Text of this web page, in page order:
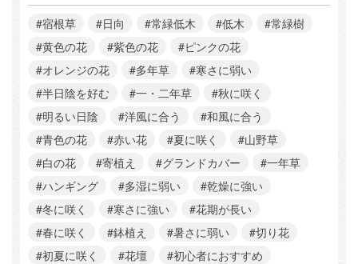
#宿根草 #日向 #常緑低木 #低木
#常緑樹
#黄色の花
#紫色の花
#ピンクの花
#オレンジの花
#多年草
#寒さに弱い
#半日陰を好む
#一・二年草
#秋に咲く
#明るい日陰
#洋風に合う
#和風に合う
#青色の花
#赤い花 #夏に咲く
#山野草
#白の花
#寄植え #グランドカバー
#一年草
#ハンギング
#多湿に弱い
#乾燥に強い
#冬に咲く
#寒さに強い
#花期が長い
#春に咲く
#鉢植え #暑さに弱い
#切り花
#初夏に咲く
#花壇
#初心者におすすめ